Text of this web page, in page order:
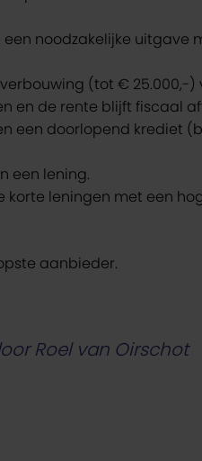
noodzakelijke uitgave
(tot € 25.000,-)
en de rente blijft fiscaal
een doorlopend krediet
een lening.
korte leningen met een
aanbieder.
Roel van Oirschot